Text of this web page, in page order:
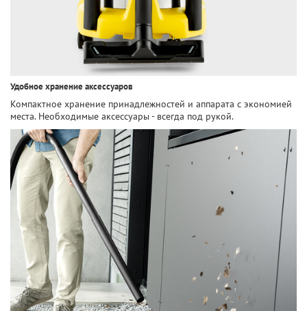
Удобное хранение аксессуаров
Компактное хранение принадлежностей и аппарата с экономией
места. Необходимые аксессуары - всегда под рукой.